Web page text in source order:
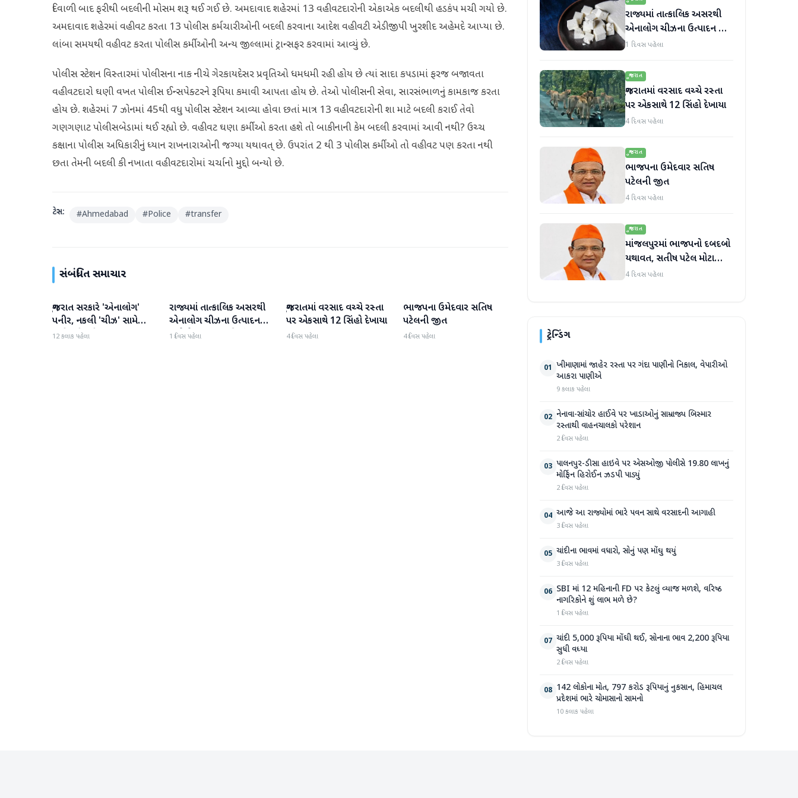
દિવાળી બાદ ફરીથી બદલીની મોસમ શરૂ થઈ ગઈ છે. અમદાવાદ શહેરમાં 13 વહીવટદારોની એકાએક બદલીથી હડકંપ મચી ગયો છે.
અમદાવાદ શહેરમાં વહીવટ કરતા 13 પોલીસ કર્મચારીઓની બદલી કરવાના આદેશ વહીવટી એડીજીપી ખુરશીદ અહેમદે આપ્યા છે.
લાંબા સમયથી વહીવટ કરતા પોલીસ કર્મીઓની અન્ય જીલ્લામાં ટ્રાન્સફર કરવામાં આવ્યું છે.
પોલીસ સ્ટેશન વિસ્તારમાં પોલીસના નાક નીચે ગેરકાયદેસર પ્રવૃતિઓ ધમધમી રહી હોય છે ત્યાં સાદા કપડામાં ફરજ બજાવતા
વહીવટદારો ઘણી વખત પોલીસ ઈન્સપેક્ટરને રૂપિયા કમાવી આપતા હોય છે. તેઓ પોલીસની સેવા, સારસંભાળનું કામકાજ કરતા
હોય છે. શહેરમાં 7 ઝોનમાં 45થી વધુ પોલીસ સ્ટેશન આવ્યા હોવા છતાં માત્ર 13 વહીવટદારોની શા માટે બદલી કરાઈ તેવો
ગણગણાટ પોલીસબેડામાં થઈ રહ્યો છે. વહીવટ ઘણા કર્મીઓ કરતા હશે તો બાકીનાની કેમ બદલી કરવામાં આવી નથી? ઉચ્ચ
કક્ષાના પોલીસ અધિકારીનું ધ્યાન રાખનારાઓની જગ્યા યથાવત્ છે. ઉપરાંત 2 થી 3 પોલીસ કર્મીઓ તો વહીવટ પણ કરતા નથી
છતા તેમની બદલી કી નખાતા વહીવટદારોમાં ચર્ચાનો મુદ્દો બન્યો છે.
ટેગ્સ: #Ahmedabad #Police #transfer
સંબંધિત સમાચાર
ગુજરાત
ગુજરાત સરકારે 'એનાલોગ'
પનીર, નકલી 'ચીઝ' સામે
કાર્યવાહી કરી
12 કલાક પહેલા
ગુજરાત
રાજ્યમાં તાત્કાલિક અસરથી
એનાલોગ ચીઝના ઉત્પાદન
અને વેચાણ પર પ્રતિબંધ.
1 દિવસ પહેલા
ગુજરાત
ગુજરાતમાં વરસાદ વચ્ચે રસ્તા
પર એકસાથે 12 સિંહો દેખાયા
4 દિવસ પહેલા
ગુજરાત
ભાજપના ઉમેદવાર સતિષ
પટેલની જીત
4 દિવસ પહેલા
રાજ્યમાં તાત્કાલિક અસરથી
એનાલોગ ચીઝના ઉત્પાદન અને
વેચાણ પર પ્રતિબંધ.
1 દિવસ પહેલા
ગુજરાત
ગુજરાતમાં વરસાદ વચ્ચે રસ્તા
પર એકસાથે 12 સિંહો દેખાયા
4 દિવસ પહેલા
ગુજરાત
ભાજપના ઉમેદવાર સતિષ
પટેલની જીત
4 દિવસ પહેલા
ગુજરાત
માંજલપુરમાં ભાજપનો દબદબો
યથાવત, સતીષ પટેલ મોટા
માર્જિનથી આગળ
4 દિવસ પહેલા
ટ્રેન્ડિંગ
01 ખીમાણામાં જાહેર રસ્તા પર ગંદા પાણીનો નિકાલ, વેપારીઓ
આકરા પાણીએ
9 કલાક પહેલા
02 નેનાવા-સાંચોર હાઈવે પર ખાડાઓનું સામ્રાજ્ય બિસ્માર
રસ્તાથી વાહનચાલકો પરેશાન
2 દિવસ પહેલા
03 પાલનપુર-ડીસા હાઇવે પર એસઓજી પોલીસે 19.80 લાખનું
મોર્ફિન હિરોઈન ઝડપી પાડ્યું
2 દિવસ પહેલા
04 આજે આ રાજ્યોમાં ભારે પવન સાથે વરસાદની આગાહી
3 દિવસ પહેલા
05 ચાંદીના ભાવમાં વધારો, સોનું પણ મોંઘુ થયું
3 દિવસ પહેલા
06 SBI માં 12 મહિનાની FD પર કેટલું વ્યાજ મળશે, વરિષ્ઠ
નાગરિકોને શું લાભ મળે છે?
1 દિવસ પહેલા
07 ચાંદી 5,000 રૂપિયા મોંઘી થઈ, સોનાના ભાવ 2,200 રૂપિયા
સુધી વધ્યા
2 દિવસ પહેલા
08 142 લોકોના મોત, 797 કરોડ રૂપિયાનું નુકસાન, હિમાચલ
પ્રદેશમાં ભારે ચોમાસાનો સામનો
10 કલાક પહેલા